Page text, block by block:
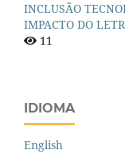
INCLUSÃO
IMPACTO DO
11
IDIOMA
English